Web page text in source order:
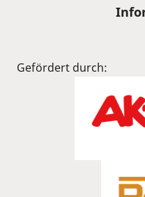
Gefördert durch: